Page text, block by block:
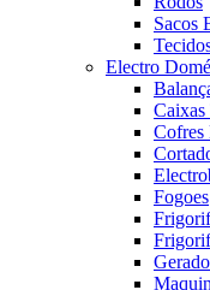
Sacos
Electro
Caixas
Cofres
Fogoes